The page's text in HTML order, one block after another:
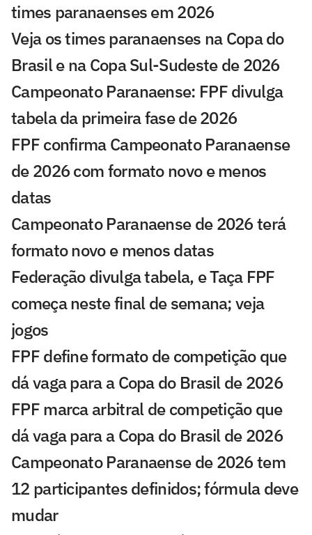
times paranaenses em 2026
Veja os times paranaenses na Copa do
Brasil e na Copa Sul-Sudeste de 2026
Campeonato Paranaense: FPF divulga
tabela da primeira fase de 2026
FPF confirma Campeonato Paranaense
de 2026 com formato novo e menos
datas
Campeonato Paranaense de 2026 terá
formato novo e menos datas
Federação divulga tabela, e Taça FPF
começa neste final de semana; veja
jogos
FPF define formato de competição que
dá vaga para a Copa do Brasil de 2026
FPF marca arbitral de competição que
dá vaga para a Copa do Brasil de 2026
Campeonato Paranaense de 2026 tem
12 participantes definidos; fórmula deve
mudar